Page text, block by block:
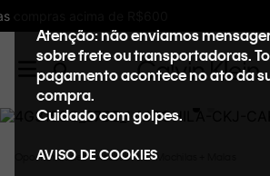
Ganhe 10% de GIFTBACK em
Atenção: não enviamos
sobre frete ou transportadoras.
pagamento acontece no ato da
compra.
Cuidado com golpes.
AVISO DE COOKIES
Oportunidades Acessórios Mochilas + Malas